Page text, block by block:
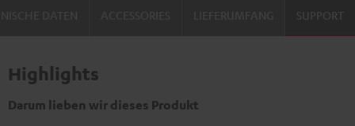
SUPPORT
Highlights
Darum lieben wir dieses Produkt